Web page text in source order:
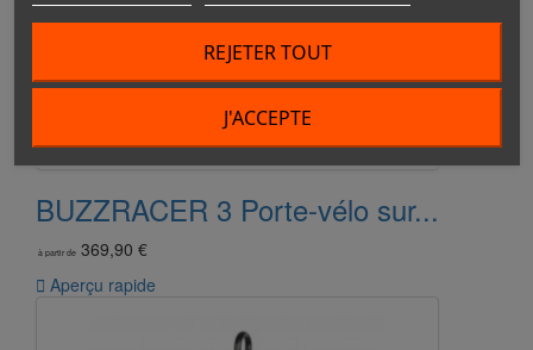
BUZZRACER 3 Porte-vélo sur...
à partir de 369,90 €
 Aperçu rapide
REJETER TOUT
J'ACCEPTE